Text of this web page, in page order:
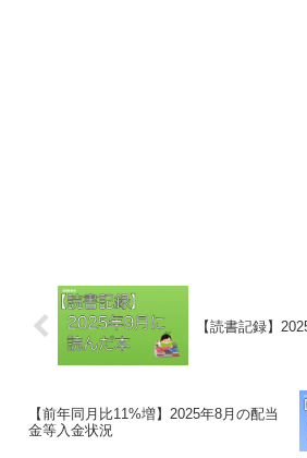
【読書記録】
【前年同月比11%増】2025年8月の配当
金等入金状況